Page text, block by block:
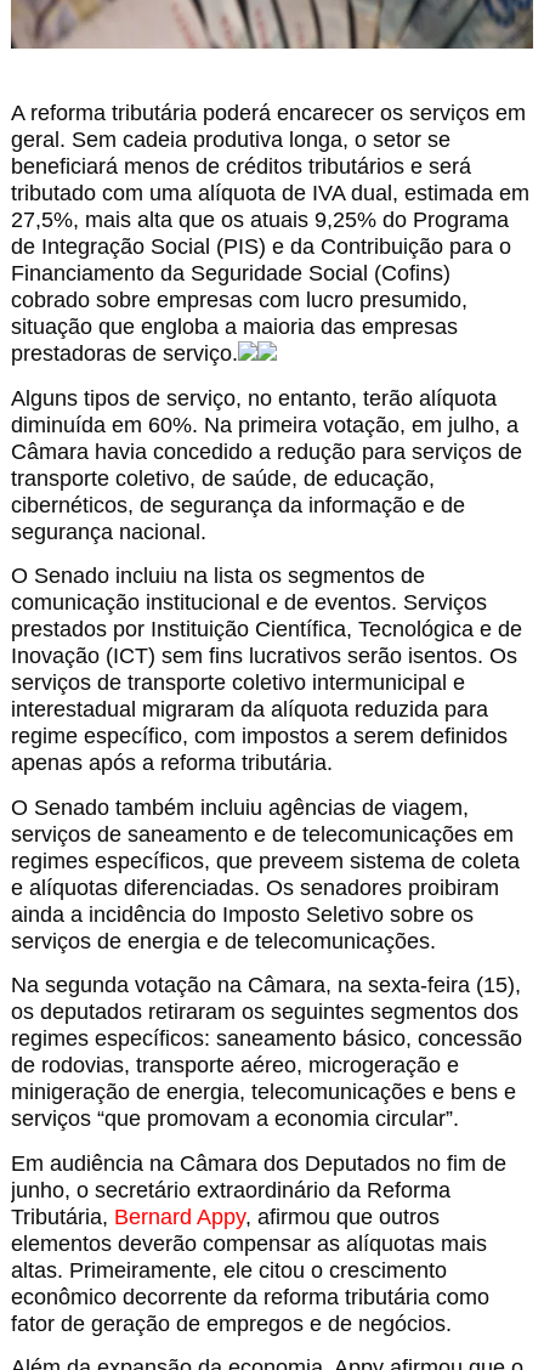
A reforma tributária poderá encarecer os serviços em
geral. Sem cadeia produtiva longa, o setor se
beneficiará menos de créditos tributários e será
tributado com uma alíquota de IVA dual, estimada em
27,5%, mais alta que os atuais 9,25% do Programa
de Integração Social (PIS) e da Contribuição para o
Financiamento da Seguridade Social (Cofins)
cobrado sobre empresas com lucro presumido,
situação que engloba a maioria das empresas
prestadoras de serviço.
Alguns tipos de serviço, no entanto, terão alíquota
diminuída em 60%. Na primeira votação, em julho, a
Câmara havia concedido a redução para serviços de
transporte coletivo, de saúde, de educação,
cibernéticos, de segurança da informação e de
segurança nacional.
O Senado incluiu na lista os segmentos de
comunicação institucional e de eventos. Serviços
prestados por Instituição Científica, Tecnológica e de
Inovação (ICT) sem fins lucrativos serão isentos. Os
serviços de transporte coletivo intermunicipal e
interestadual migraram da alíquota reduzida para
regime específico, com impostos a serem definidos
apenas após a reforma tributária.
O Senado também incluiu agências de viagem,
serviços de saneamento e de telecomunicações em
regimes específicos, que preveem sistema de coleta
e alíquotas diferenciadas. Os senadores proibiram
ainda a incidência do Imposto Seletivo sobre os
serviços de energia e de telecomunicações.
Na segunda votação na Câmara, na sexta-feira (15),
os deputados retiraram os seguintes segmentos dos
regimes específicos: saneamento básico, concessão
de rodovias, transporte aéreo, microgeração e
minigeração de energia, telecomunicações e bens e
serviços “que promovam a economia circular”.
Em audiência na Câmara dos Deputados no fim de
junho, o secretário extraordinário da Reforma
Tributária, Bernard Appy, afirmou que outros
elementos deverão compensar as alíquotas mais
altas. Primeiramente, ele citou o crescimento
econômico decorrente da reforma tributária como
fator de geração de empregos e de negócios.